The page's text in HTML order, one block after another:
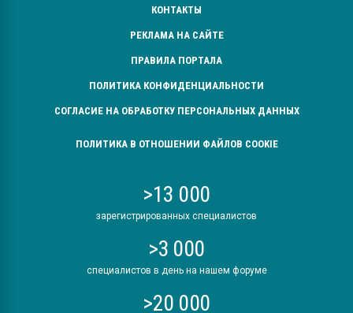
КОНТАКТЫ
РЕКЛАМА НА САЙТЕ
ПРАВИЛА ПОРТАЛА
ПОЛИТИКА КОНФИДЕНЦИАЛЬНОСТИ
СОГЛАСИЕ НА ОБРАБОТКУ ПЕРСОНАЛЬНЫХ ДАННЫХ
ПОЛИТИКА В ОТНОШЕНИИ ФАЙЛОВ COOKIE
>13 000
зарегистрированных специалистов
>3 000
специалистов в день на нашем форуме
>20 000